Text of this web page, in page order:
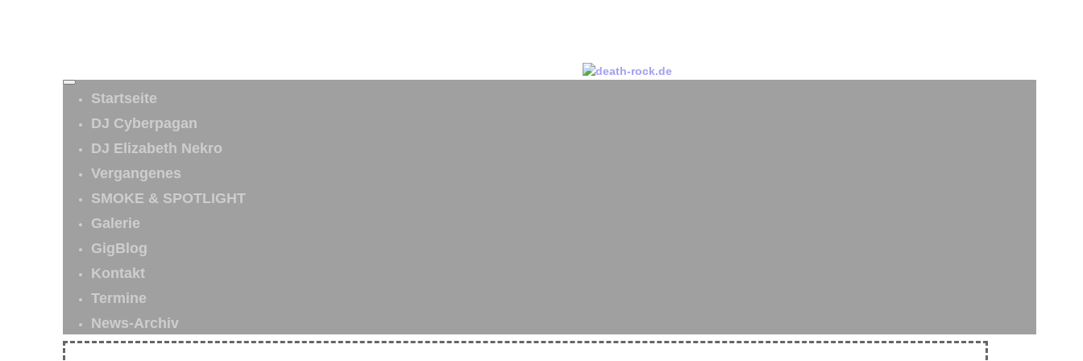
Startseite
DJ Cyberpagan
DJ Elizabeth Nekro
Vergangenes
SMOKE & SPOTLIGHT
Galerie
GigBlog
Kontakt
Termine
News-Archiv